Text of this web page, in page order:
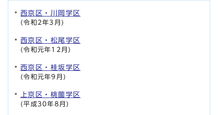
西京区・川岡学区
(令和2年3月)
西京区・松尾学区
(令和元年12月)
西京区・桂坂学区
(令和元年9月)
上京区・桃薗学区
(平成30年8月)